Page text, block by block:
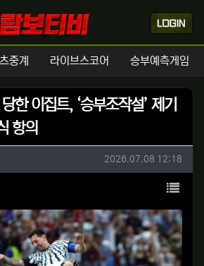
중계 라이브스코어 승부예측게임
한 이집트, ‘승부조작설’ 제기
항의
작성일
2026.07.08 12:18
목록